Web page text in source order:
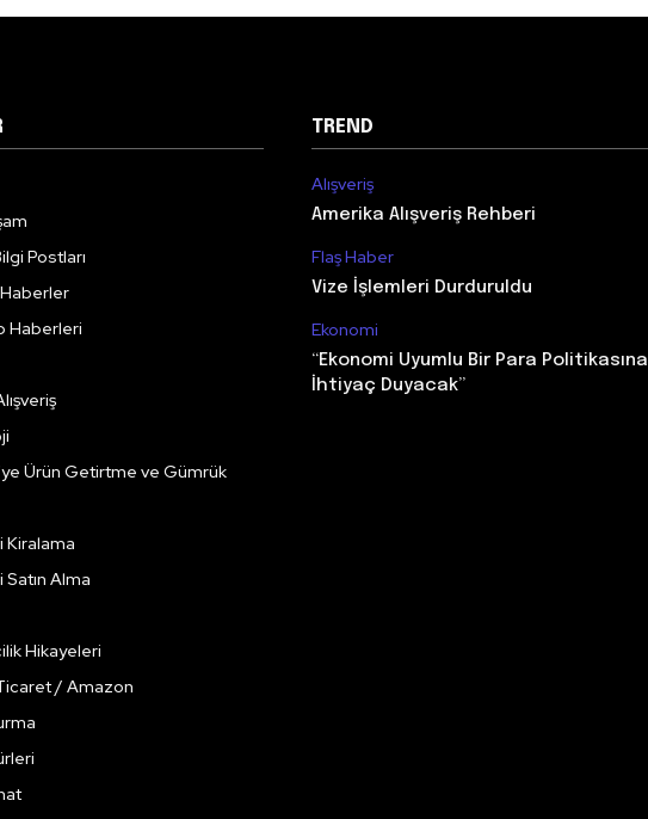
Postları
Haberleri
Ürün Getirtme ve Gümrük
Kiralama
Satın Alma
Hikayeleri
/ Amazon
TREND
Alışveriş
Amerika Alışveriş Rehberi
Flaş Haber
Vize İşlemleri Durduruldu
Ekonomi
“Ekonomi Uyumlu Bir Para Politikasına
İhtiyaç Duyacak”